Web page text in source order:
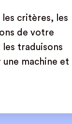
les critères, les
de votre
traduisons
machine et